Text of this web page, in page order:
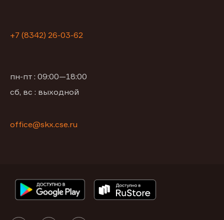
+7 (8342) 26-03-62
пн-пт : 09:00—18:00
сб, вс : выходной
office@skx.cse.ru